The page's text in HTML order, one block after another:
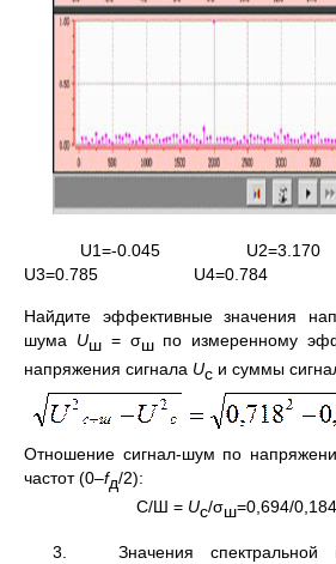
U1=-0.045
U3=0.785 U4=0.784
Найдите эффективные значения
шума Uш = σшпо измеренному
напряжения сигнала Uс и суммы
Отношение сигнал-шум по
частот (0–fд/2):
С/Ш = Uс/σш=0,694/
3. Значения спектральной